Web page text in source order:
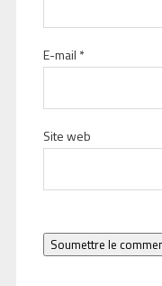
E-mail *
Site web
Soumettre le